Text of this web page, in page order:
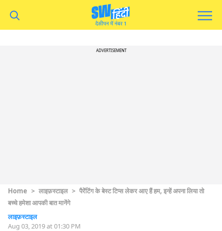
ADVERTISEMENT
Home > लाइफ़स्टाइल > पैरेंटिंग के बेस्ट टिप्स लेकर आए हैं हम, इन्हें अपना लिया तो
बच्चे हमेशा आपकी बात मानेंगे
लाइफ़स्टाइल
Aug 03, 2019 at 01:30 PM